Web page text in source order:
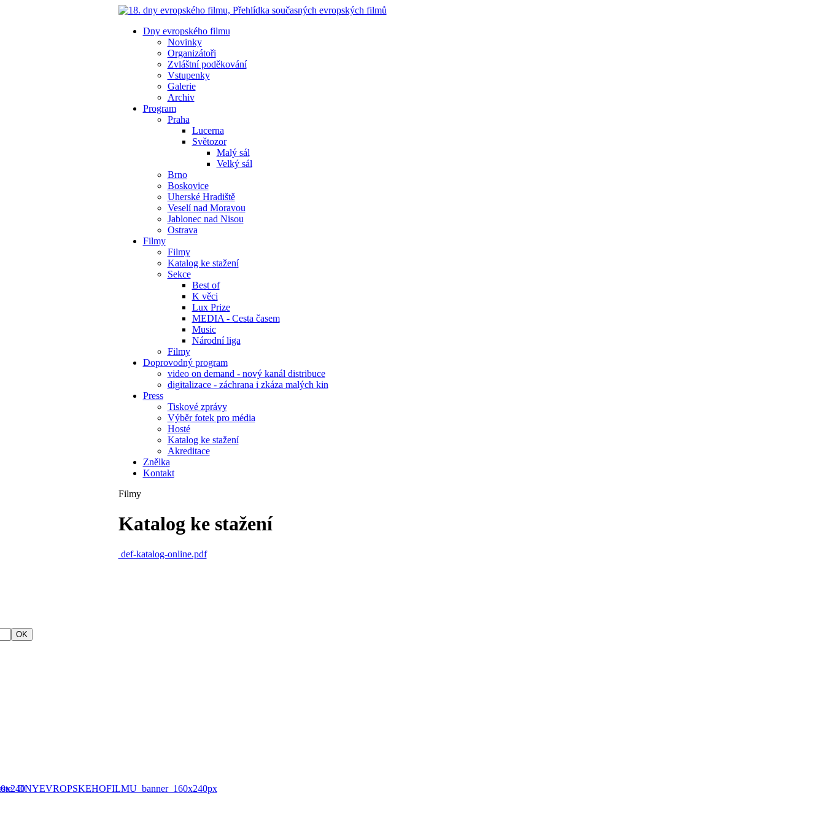
Dny evropského filmu
Novinky
Organizátoři
Zvláštní poděkování
Vstupenky
Galerie
Archiv
Program
Praha
Lucerna
Světozor
Malý sál
Velký sál
Brno
Boskovice
Uherské Hradiště
Veselí nad Moravou
Jablonec nad Nisou
Ostrava
Filmy
Filmy
Katalog ke stažení
Sekce
Best of
K věci
Lux Prize
MEDIA - Cesta časem
Music
Národní liga
Filmy
Doprovodný program
video on demand - nový kanál distribuce
digitalizace - záchrana i zkáza malých kin
Press
Tiskové zprávy
Výběr fotek pro média
Hosté
Katalog ke stažení
Akreditace
Znělka
Kontakt
Filmy
Katalog ke stažení
def-katalog-online.pdf